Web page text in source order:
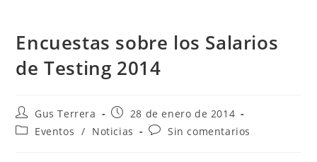
Encuestas sobre los Salarios
de Testing 2014
Gus Terrera
28 de enero de 2014
Eventos / Noticias Sin comentarios